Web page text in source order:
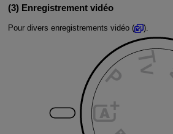
(3) Enregistrement vidéo
Pour divers enregistrements vidéo ( ).